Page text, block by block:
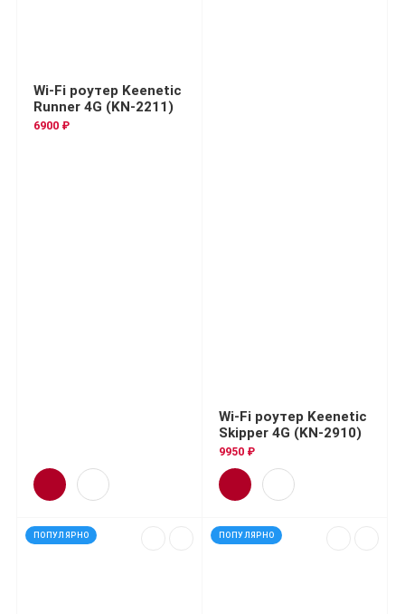
Wi-Fi роутер Keenetic
Runner 4G (KN-2211)
6900 ₽
Wi-Fi роутер Keenetic
Skipper 4G (KN-2910)
9950 ₽
ПОПУЛЯРНО ПОПУЛЯРНО